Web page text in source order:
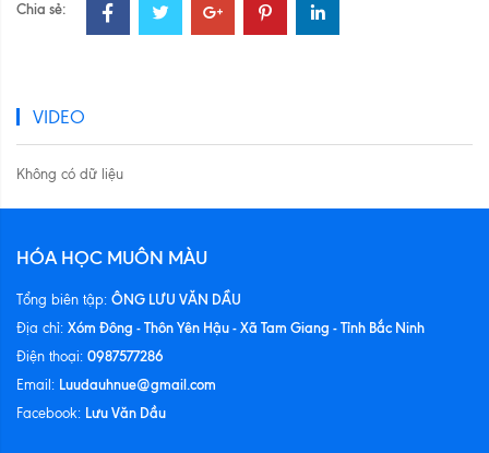
Chia sẻ:
VIDEO
Không có dữ liệu
HÓA HỌC MUÔN MÀU
Tổng biên tập: ÔNG LƯU VĂN DẦU
Địa chỉ: Xóm Đông - Thôn Yên Hậu - Xã Tam Giang - Tỉnh Bắc Ninh
Điện thoại: 0987577286
Email: Luudauhnue@gmail.com
Facebook: Lưu Văn Dầu